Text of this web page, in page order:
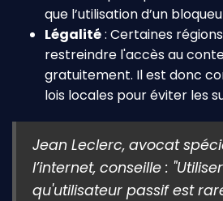
que l’utilisation d’un
Légalité: Certaines
restreindre l'accès au
gratuitement. Il est donc
lois locales pour éviter les
Jean Leclerc, avocat
l’internet, conseille :
qu'utilisateur passif est